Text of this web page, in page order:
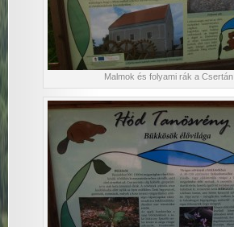
Malmok és folyami rák a Csertán